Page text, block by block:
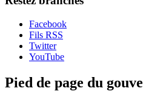
Facebook
Fils RSS
Twitter
YouTube
Pied de page du